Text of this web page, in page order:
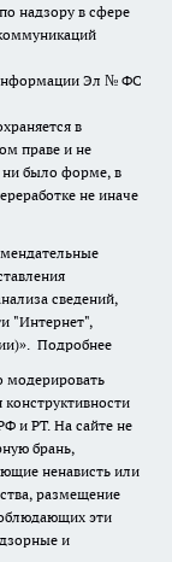
надзору в сфере
информации Эл № ФС
в
праве и не
ни было форме, в
не иначе
сведений,
"Интернет",
Подробнее
модерировать
и РТ. На сайте не
брань,
ненависть или
размещение
эти
и